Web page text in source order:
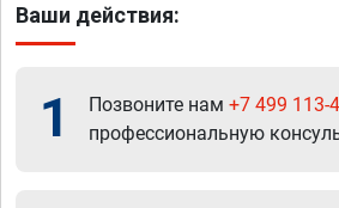
Ваши действия:
1 Позвоните нам +7 499 113-
профессиональную